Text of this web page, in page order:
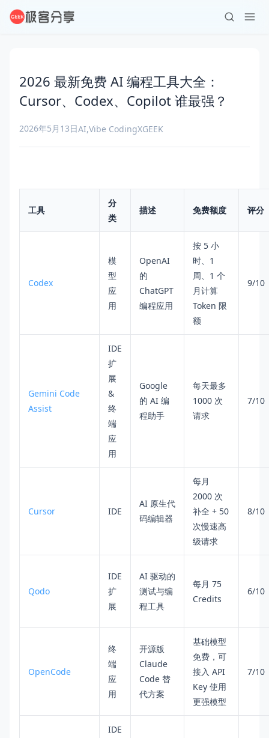
2026 最新免费 AI 编程工具大全：
Cursor、Codex、Copilot 谁最强？
2026年5月13日AI,Vibe CodingXGEEK
工具
分
类
描述 免费额度 评分
Codex
模
型
应
用
OpenAI
的
ChatGPT
编程应用
按 5 小
时、1
周、1 个
月计算
Token 限
额
9/10
Gemini Code
Assist
IDE
扩
展
&
终
端
应
用
Google
的 AI 编
程助手
每天最多
1000 次
请求
7/10
Cursor IDE
AI 原生代
码编辑器
每月
2000 次
补全 + 50
次慢速高
级请求
8/10
Qodo
IDE
扩
展
AI 驱动的
测试与编
程工具
每月 75
Credits
6/10
OpenCode
终
端
应
用
开源版
Claude
Code 替
代方案
基础模型
免费，可
接入 API
Key 使用
更强模型
7/10
IDE